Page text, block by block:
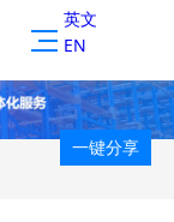
英文
EN
一键分享